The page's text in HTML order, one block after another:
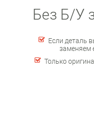
Без Б/У
Если деталь
заменяем
Только